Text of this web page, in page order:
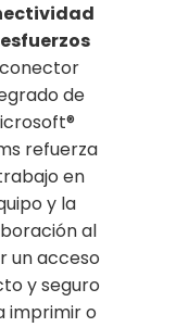
de
refuerza
en
y la
al
un acceso
y seguro
imprimir o